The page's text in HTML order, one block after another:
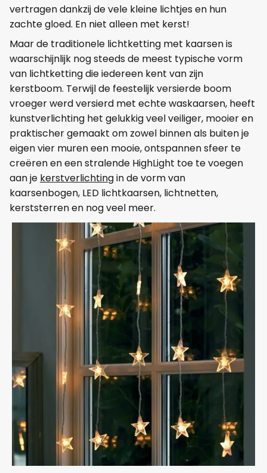
vertragen dankzij de vele kleine lichtjes en hun
zachte gloed. En niet alleen met kerst!
Maar de traditionele lichtketting met kaarsen is
waarschijnlijk nog steeds de meest typische vorm
van lichtketting die iedereen kent van zijn
kerstboom. Terwijl de feestelijk versierde boom
vroeger werd versierd met echte waskaarsen, heeft
kunstverlichting het gelukkig veel veiliger, mooier en
praktischer gemaakt om zowel binnen als buiten je
eigen vier muren een mooie, ontspannen sfeer te
creëren en een stralende HighLight toe te voegen
aan je kerstverlichtingin de vorm van
kaarsenbogen, LED lichtkaarsen, lichtnetten,
kerststerren en nog veel meer.